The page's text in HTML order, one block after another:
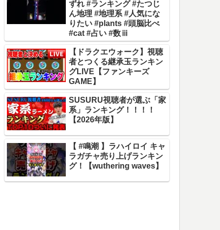
ずれ #ランキング #たつじ
ん地理 #地理系 #人気にな
りたい #plants #頭脳比べ
#cat #占い #数ⅲ
【ドラクエウォーク】視聴
者とつくる継承玉ランキン
グLIVE【ファンキーズ
GAME】
SUSURU視聴者が選ぶ「家
系」ランキング！！！！
【2026年版】
【 #鳴潮 】ラハイロイ キャ
ラガチャ売り上げランキン
グ！【wuthering waves】